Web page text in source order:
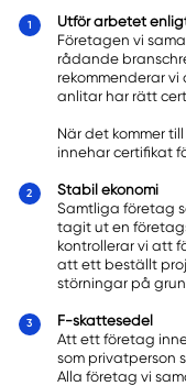
Utför arbetet
Företagen vi
rådande
rekommenderar
anlitar har rätt
När det kommer
innehar certifikat
Stabil ekonomi
Samtliga företag
tagit ut en
kontrollerar vi att
att ett beställt
störningar på
F-skattesedel
Att ett företag
som privatperson
Alla företag vi